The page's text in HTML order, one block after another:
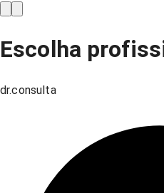
Escolha
dr.consulta